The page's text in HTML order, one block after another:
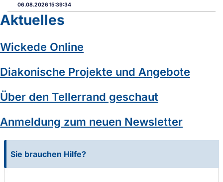
06.08.2026 15:39:34
Aktuelles
Wickede Online
Diakonische Projekte und Angebote
Über den Tellerrand geschaut
Anmeldung zum neuen Newsletter
Sie brauchen Hilfe?